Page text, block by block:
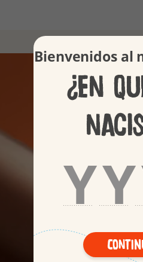
Bienvenidos al
¿En